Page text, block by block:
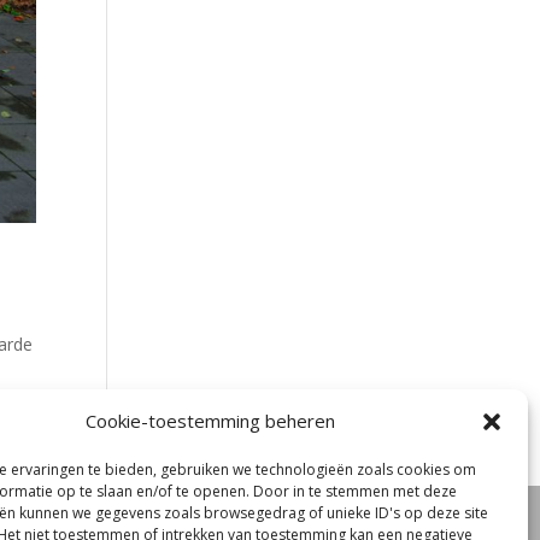
Cookie-toestemming beheren
ervaringen te bieden, gebruiken we technologieën zoals cookies om
op te slaan en/of te openen. Door in te stemmen met deze
kunnen we gegevens zoals browsegedrag of unieke ID's op deze site
niet toestemmen of intrekken van toestemming kan een negatieve